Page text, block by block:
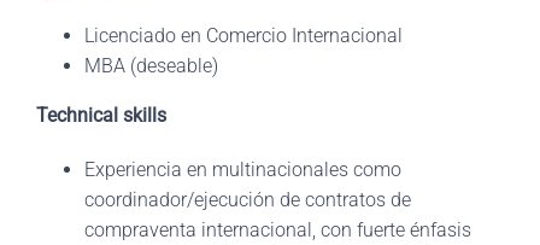
Licenciado en Comercio Internacional
MBA (deseable)
Technical skills
Experiencia en multinacionales como
coordinador/ejecución de contratos de
compraventa internacional, con fuerte énfasis